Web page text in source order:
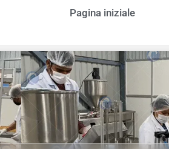
Pagina iniziale